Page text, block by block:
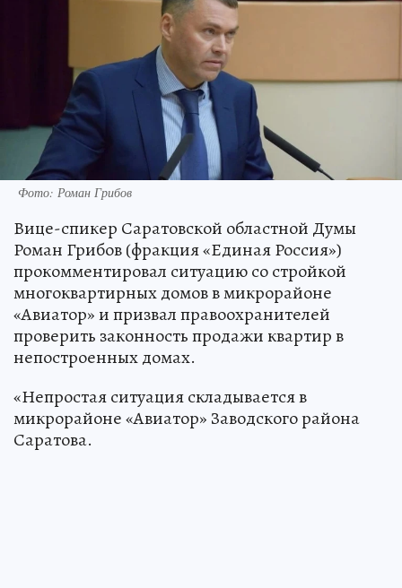
Фото: Роман Грибов
Вице-спикер Саратовской областной Думы
Роман Грибов (фракция «Единая Россия»)
прокомментировал ситуацию со стройкой
многоквартирных домов в микрорайоне
«Авиатор» и призвал правоохранителей
проверить законность продажи квартир в
непостроенных домах.
«Непростая ситуация складывается в
микрорайоне «Авиатор» Заводского района
Саратова.